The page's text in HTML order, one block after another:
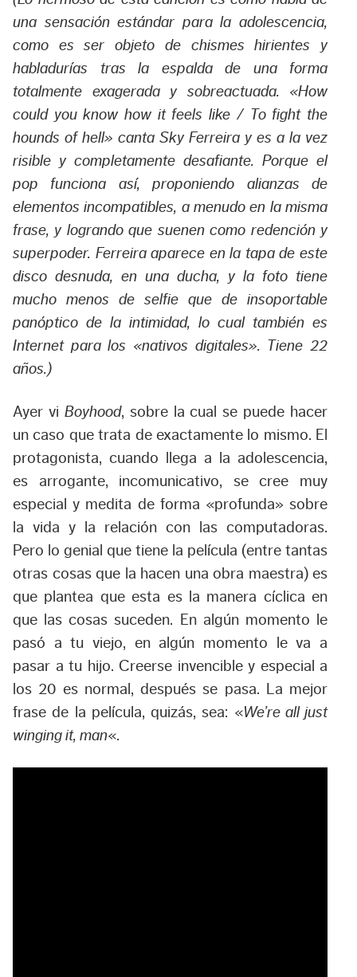
una sensación estándar para la adolescencia,
como es ser objeto de chismes hirientes y
habladurías tras la espalda de una forma
totalmente exagerada y sobreactuada. «How
could you know how it feels like / To fight the
hounds of hell» canta Sky Ferreira y es a la vez
risible y completamente desafiante. Porque el
pop funciona así, proponiendo alianzas de
elementos incompatibles, a menudo en la misma
frase, y logrando que suenen como redención y
superpoder. Ferreira aparece en la tapa de este
disco desnuda, en una ducha, y la foto tiene
mucho menos de selfie que de insoportable
panóptico de la intimidad, lo cual también es
Internet para los «nativos digitales». Tiene 22
años.)
Ayer vi Boyhood, sobre la cual se puede hacer
un caso que trata de exactamente lo mismo. El
protagonista, cuando llega a la adolescencia,
es arrogante, incomunicativo, se cree muy
especial y medita de forma «profunda» sobre
la vida y la relación con las computadoras.
Pero lo genial que tiene la película (entre tantas
otras cosas que la hacen una obra maestra) es
que plantea que esta es la manera cíclica en
que las cosas suceden. En algún momento le
pasó a tu viejo, en algún momento le va a
pasar a tu hijo. Creerse invencible y especial a
los 20 es normal, después se pasa. La mejor
frase de la película, quizás, sea: «We’re all just
winging it, man«.